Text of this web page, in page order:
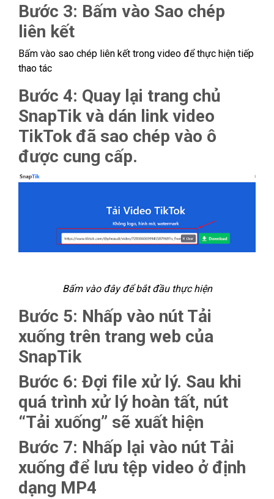
Bước 3: Bấm vào Sao chép
liên kết
Bấm vào sao chép liên kết trong video để thực hiện tiếp
thao tác
Bước 4: Quay lại trang chủ
SnapTik và dán link video
TikTok đã sao chép vào ô
được cung cấp.
Bấm vào đây để bắt đầu thực hiện
Bước 5: Nhấp vào nút Tải
xuống trên trang web của
SnapTik
Bước 6: Đợi file xử lý. Sau khi
quá trình xử lý hoàn tất, nút
“Tải xuống” sẽ xuất hiện
Bước 7: Nhấp lại vào nút Tải
xuống để lưu tệp video ở định
dạng MP4